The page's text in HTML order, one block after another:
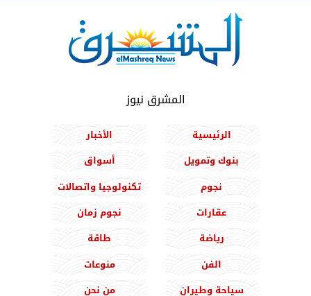
المشرق نيوز
الرئيسية
الأخبار
بنوك وتمويل
أسواق
نجوم
تكنولوجيا واتصالات
عقارات
نجوم زمان
رياضة
طاقة
الفن
منوعات
سياحة وطيران
من نحن